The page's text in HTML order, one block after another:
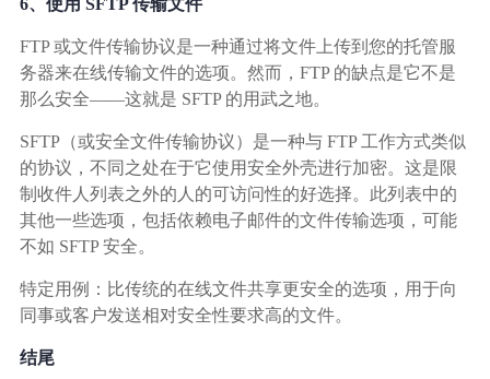
6、使用 SFTP 传输文件
FTP 或文件传输协议是一种通过将文件上传到您的托管服
务器来在线传输文件的选项。然而，FTP 的缺点是它不是
那么安全——这就是 SFTP 的用武之地。
SFTP（或安全文件传输协议）是一种与 FTP 工作方式类似
的协议，不同之处在于它使用安全外壳进行加密。这是限
制收件人列表之外的人的可访问性的好选择。此列表中的
其他一些选项，包括依赖电子邮件的文件传输选项，可能
不如 SFTP 安全。
特定用例：比传统的在线文件共享更安全的选项，用于向
同事或客户发送相对安全性要求高的文件。
结尾